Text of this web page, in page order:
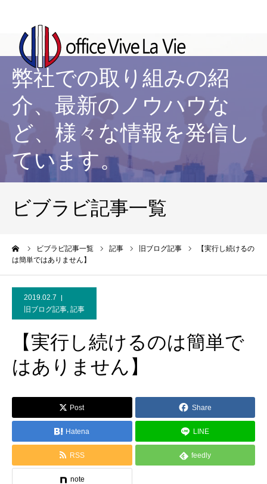
弊社での取り組みの紹
介、最新のノウハウな
ど、様々な情報を発信し
ています。
ビブラビ記事一覧
ビブラビ記事一覧 記事 旧ブログ記事
【実行し続けるの
は簡単ではありません】
2019.02.7
旧ブログ記事, 記事
【実行し続けるのは簡単で
はありません】
Post Share
Hatena LINE
RSS feedly
note